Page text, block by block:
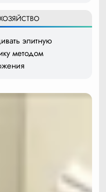
элитную
методом